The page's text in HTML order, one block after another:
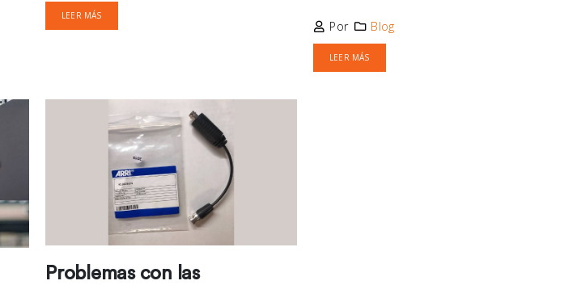
LEER MÁS
Por Blog
LEER MÁS
Problemas con las